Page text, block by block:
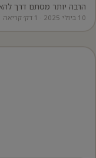
הרבה יותר מסתם דרך
10 ביולי 2025 · 1 דק׳ קריאה